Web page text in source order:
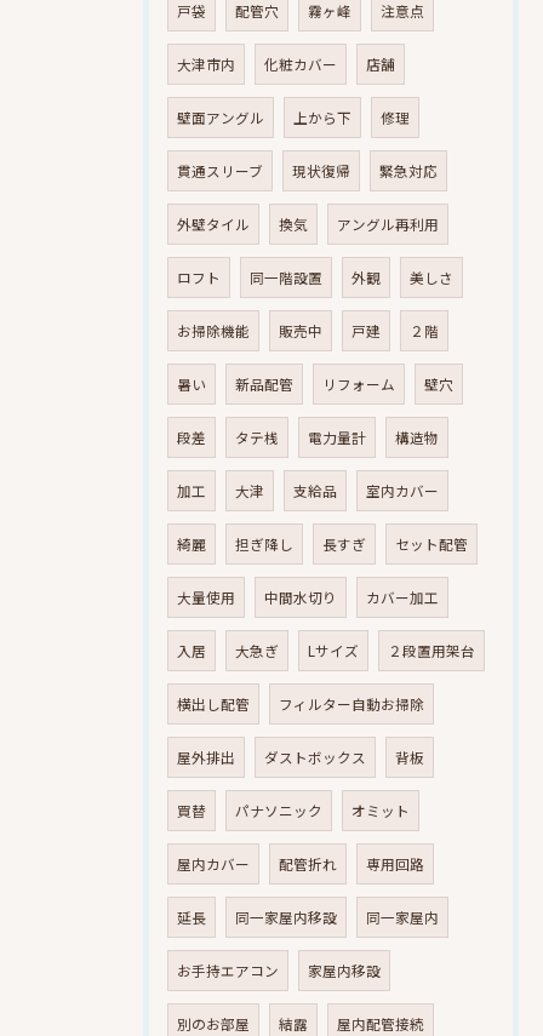
戸袋 配管穴 霧ヶ峰 注意点
大津市内 化粧カバー 店舗
壁面アングル 上から下 修理
貫通スリーブ 現状復帰 緊急対応
外壁タイル 換気 アングル再利用
ロフト 同一階設置 外観 美しさ
お掃除機能 販売中 戸建 ２階
暑い 新品配管 リフォーム 壁穴
段差 タテ桟 電力量計 構造物
加工 大津 支給品 室内カバー
綺麗 担ぎ降し 長すぎ セット配管
大量使用 中間水切り カバー加工
入居 大急ぎ Lサイズ ２段置用架台
横出し配管 フィルター自動お掃除
屋外排出 ダストボックス 背板
買替 パナソニック オミット
屋内カバー 配管折れ 専用回路
延長 同一家屋内移設 同一家屋内
お手持エアコン 家屋内移設
別のお部屋 結露 屋内配管接続